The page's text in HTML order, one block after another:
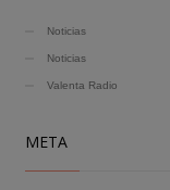
Noticias
Noticias
Valenta Radio
META